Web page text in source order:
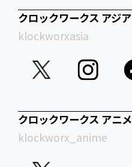
クロックワークス アジア
klockworxasia
クロックワークス アニメ
klockworx_anime